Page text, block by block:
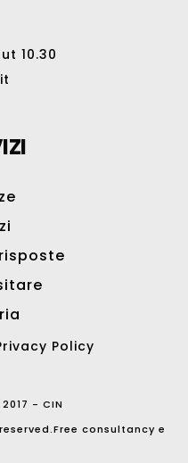
10.30
Policy
- CIN
consultancy e